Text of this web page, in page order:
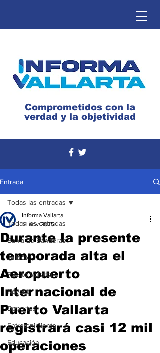
Comprometidos con la
verdad y la objetividad
Entrada
Todas las entradas
Bahía de Banderas
Jalisco
Puerto Vallarta
Nayarit
Deportes
Entretenimiento
Educación
Todas las entradas
Durante la presente
temporada alta el
Aeropuerto
Internacional de
Puerto Vallarta
registrará casi 12 mil
operaciones
Informa Vallarta
14 nov 2025